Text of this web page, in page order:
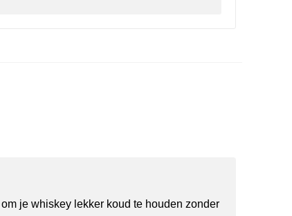
je whiskey lekker koud te houden zonder